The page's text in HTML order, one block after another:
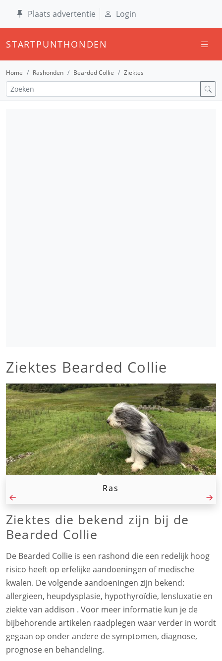
Plaats advertentie Login
STARTPUNTHONDEN
Home Rashonden Bearded Collie Ziektes
Ziektes Bearded Collie
Ras
Ziektes die bekend zijn bij de
Bearded Collie
De Bearded Collie is een rashond die een redelijk hoog
risico heeft op erfelijke aandoeningen of medische
kwalen. De volgende aandoeningen zijn bekend:
allergieen, heupdysplasie, hypothyroïdie, lensluxatie en
ziekte van addison . Voor meer informatie kun je de
bijbehorende artikelen raadplegen waar verder in wordt
gegaan op onder andere de symptomen, diagnose,
prognose en behandeling.